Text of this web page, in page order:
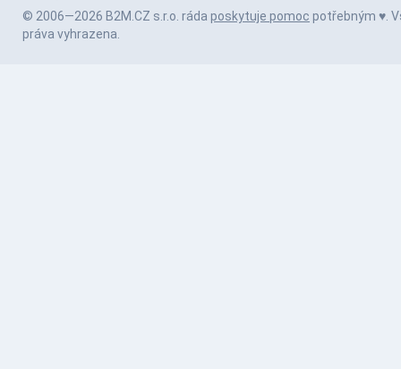
© 2006—2026 B2M.CZ s.r.o. ráda poskytuje pomoc potřebným ♥️.
práva vyhrazena.